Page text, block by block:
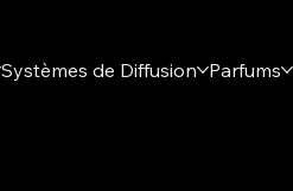
Systèmes de Diffusion Parfums